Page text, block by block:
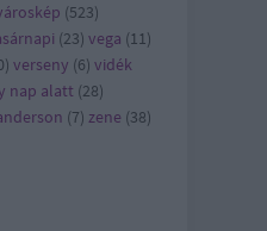
(523)
(23) vega (11)
) verseny (6) vidék
nap alatt (28)
(7) zene (38)